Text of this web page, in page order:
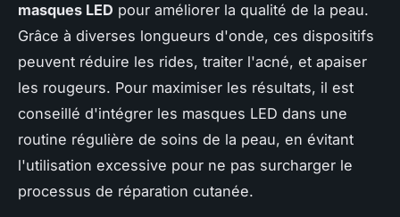
masques LED pour améliorer la qualité de la peau.
Grâce à diverses longueurs d'onde, ces dispositifs
peuvent réduire les rides, traiter l'acné, et apaiser
les rougeurs. Pour maximiser les résultats, il est
conseillé d'intégrer les masques LED dans une
routine régulière de soins de la peau, en évitant
l'utilisation excessive pour ne pas surcharger le
processus de réparation cutanée.